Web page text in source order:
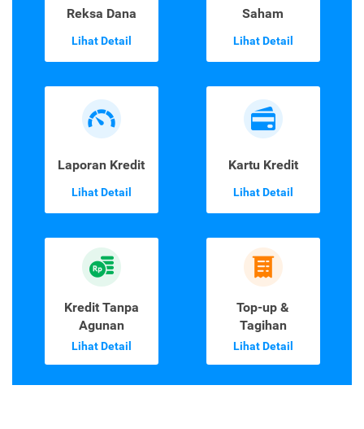
Reksa Dana
Lihat Detail
Saham
Lihat Detail
Laporan Kredit
Lihat Detail
Kartu Kredit
Lihat Detail
Kredit Tanpa
Agunan
Lihat Detail
Top-up &
Tagihan
Lihat Detail